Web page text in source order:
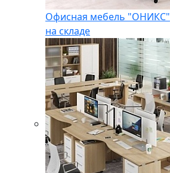
Офисная мебель "ОНИКС"
на складе